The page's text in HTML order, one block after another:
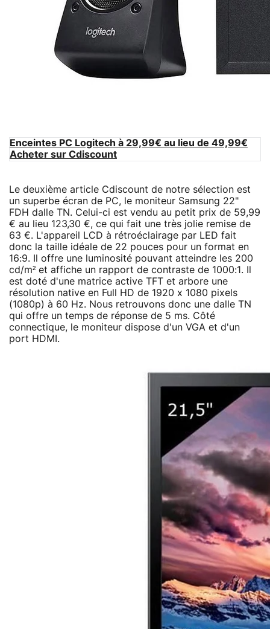
Enceintes PC Logitech à 29,99€ au lieu de 49,99€
Acheter sur Cdiscount
Le deuxième article Cdiscount de notre sélection est
un superbe écran de PC, le moniteur Samsung 22"
FDH dalle TN. Celui-ci est vendu au petit prix de 59,99
€ au lieu 123,30 €, ce qui fait une très jolie remise de
63 €. L'appareil LCD à rétroéclairage par LED fait
donc la taille idéale de 22 pouces pour un format en
16:9. Il offre une luminosité pouvant atteindre les 200
cd/m² et affiche un rapport de contraste de 1000:1. Il
est doté d'une matrice active TFT et arbore une
résolution native en Full HD de 1920 x 1080 pixels
(1080p) à 60 Hz. Nous retrouvons donc une dalle TN
qui offre un temps de réponse de 5 ms. Côté
connectique, le moniteur dispose d'un VGA et d'un
port HDMI.